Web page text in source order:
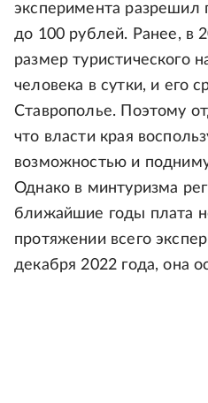
эксперимента разрешил
до 100 рублей. Ранее, в
размер туристического
человека в сутки, и его
Ставрополье. Поэтому
что власти края
возможностью и
Однако в минтуризма
ближайшие годы плата
протяжении всего
декабря 2022 года, она